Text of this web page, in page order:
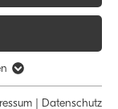
| Datenschutz